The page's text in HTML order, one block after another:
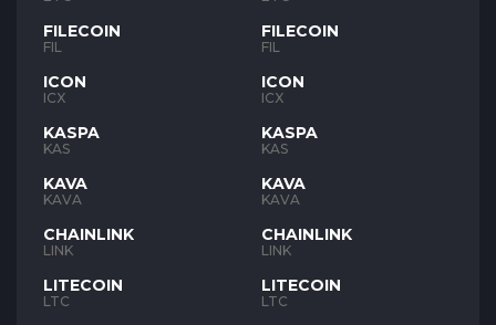
FILECOIN
FIL
ICON
ICX
KASPA
KAS
KAVA
KAVA
CHAINLINK
LINK
LITECOIN
LTC
FILECOIN
FIL
ICON
ICX
KASPA
KAS
KAVA
KAVA
CHAINLINK
LINK
LITECOIN
LTC